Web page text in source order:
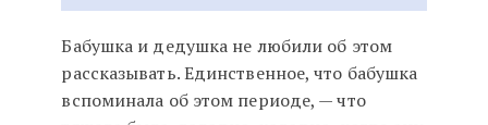
Бабушка и дедушка не любили об этом
рассказывать. Единственное, что бабушка
вспоминала об этом периоде, — что